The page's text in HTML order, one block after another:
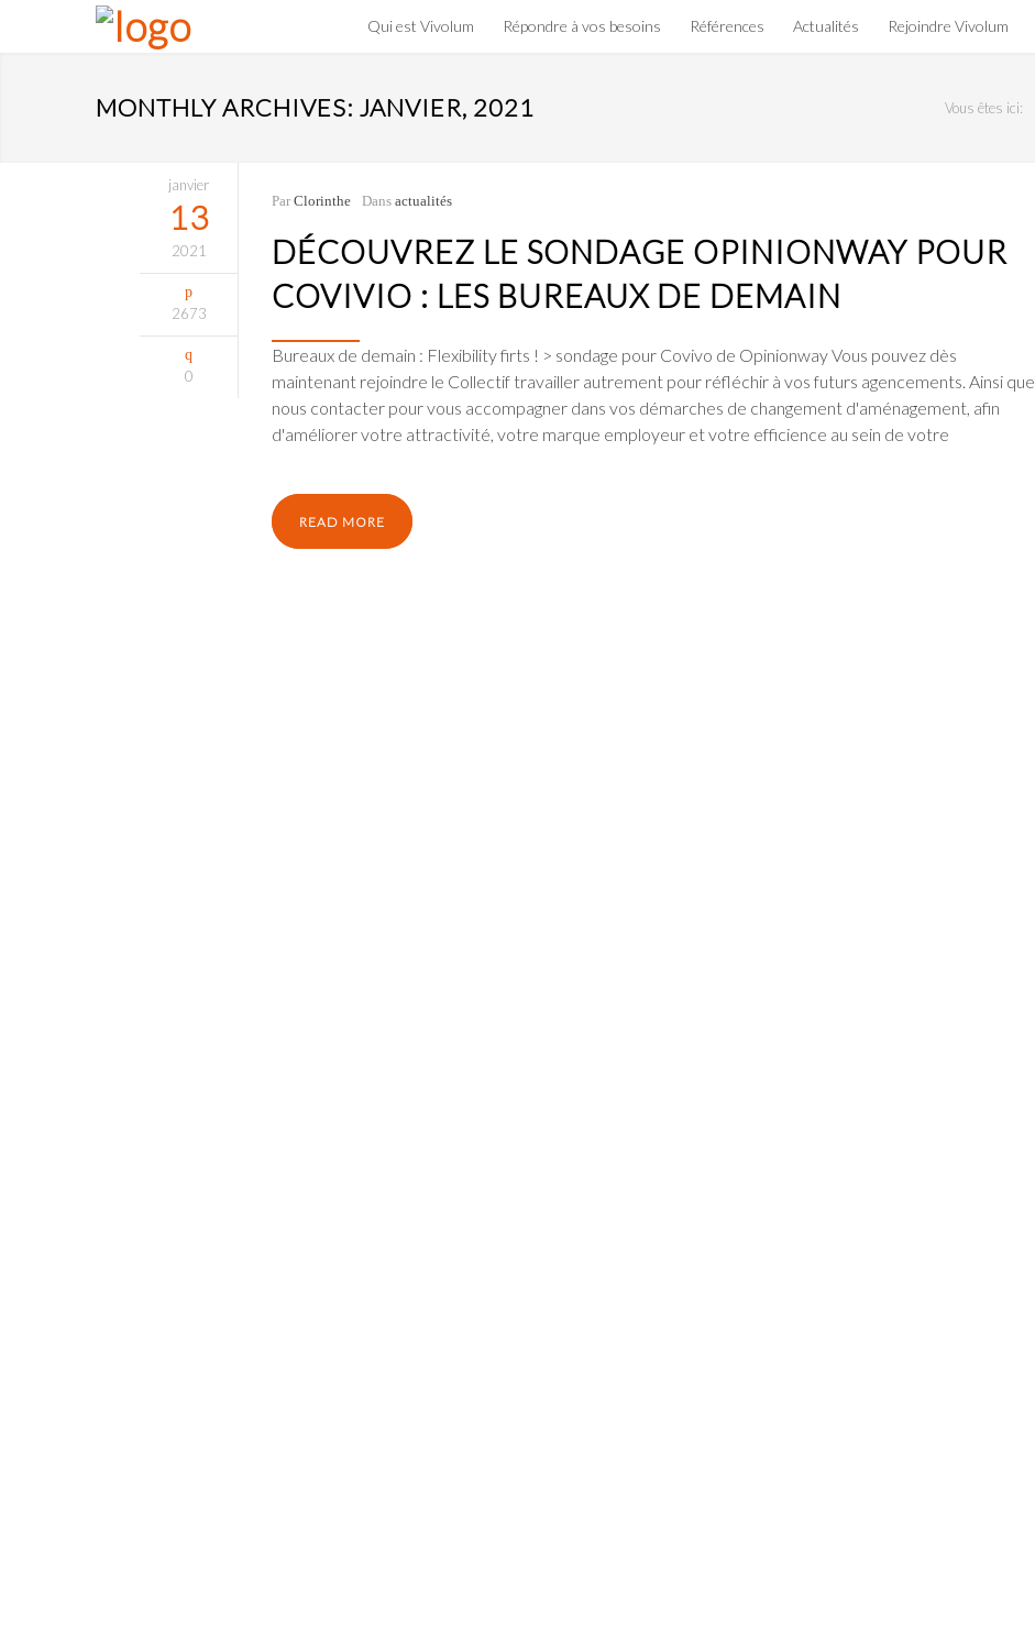
Qui est Vivolum Répondre à vos besoins Références Actualités Rejoindre Vivolum
MONTHLY ARCHIVES: JANVIER, 2021 Vous êtes ici:
janvier
13
2021
2673
0
Par Clorinthe Dans actualités
DÉCOUVREZ LE SONDAGE OPINIONWAY POUR
COVIVIO : LES BUREAUX DE DEMAIN
Bureaux de demain : Flexibility firts ! > sondage pour Covivo de Opinionway Vous pouvez dès
maintenant rejoindre le Collectif travailler autrement pour réfléchir à vos futurs agencements. Ainsi que
nous contacter pour vous accompagner dans vos démarches de changement d'aménagement, afin
d'améliorer votre attractivité, votre marque employeur et votre efficience au sein de votre
READ MORE